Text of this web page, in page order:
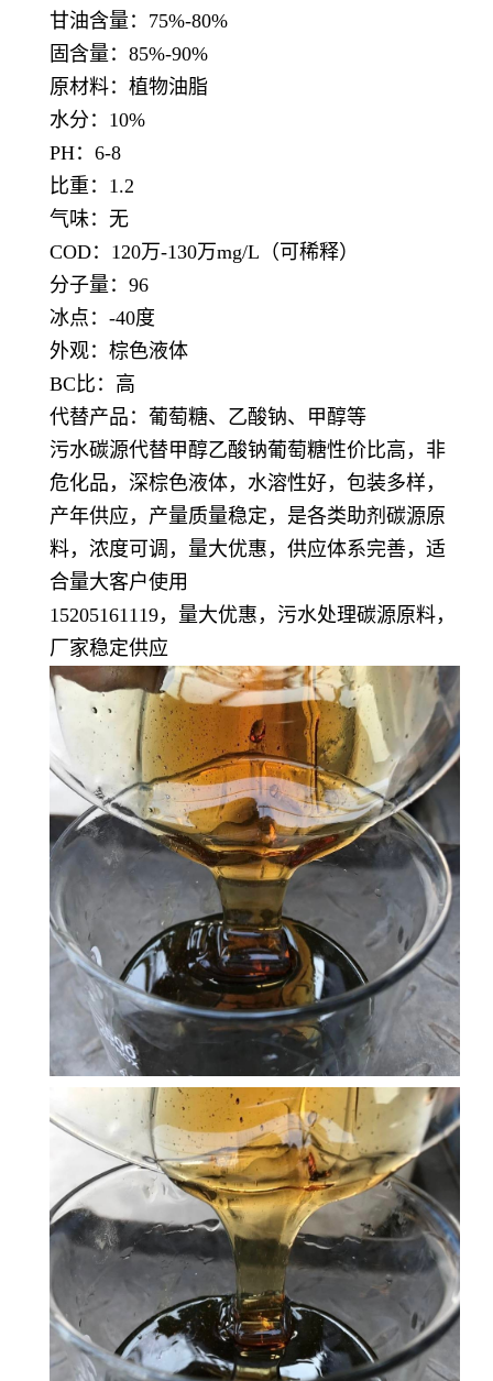
甘油含量：75%-80%
固含量：85%-90%
原材料：植物油脂
水分：10%
PH：6-8
比重：1.2
气味：无
COD：120万-130万mg/L（可稀释）
分子量：96
冰点：-40度
外观：棕色液体
BC比：高
代替产品：葡萄糖、乙酸钠、甲醇等
污水碳源代替甲醇乙酸钠葡萄糖性价比高，非
危化品，深棕色液体，水溶性好，包装多样，
产年供应，产量质量稳定， 是各类助剂碳源原
料，浓度可调，量大优惠，供应体系完善，适
合量大客户使用
15205161119，量大优惠，污水处理碳源原料，
厂家稳定供应